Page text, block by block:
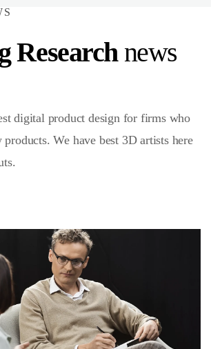
Researchnews
digital product design for firms who
We have best 3D artists here